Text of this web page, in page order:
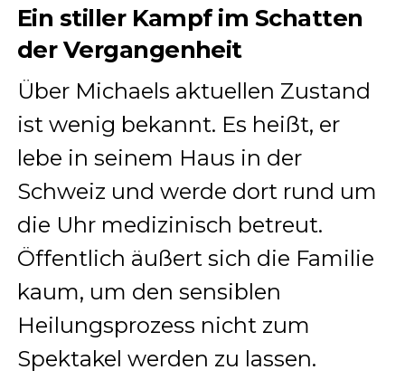
Ein stiller Kampf im Schatten
der Vergangenheit
Über Michaels aktuellen Zustand
ist wenig bekannt. Es heißt, er
lebe in seinem Haus in der
Schweiz und werde dort rund um
die Uhr medizinisch betreut.
Öffentlich äußert sich die Familie
kaum, um den sensiblen
Heilungsprozess nicht zum
Spektakel werden zu lassen.